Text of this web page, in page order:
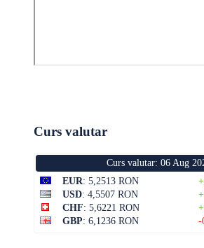
Curs valutar
Curs valutar: 06 Aug
EUR: 5,2513 RON
USD: 4,5507 RON
CHF: 5,6221 RON
GBP: 6,1236 RON -